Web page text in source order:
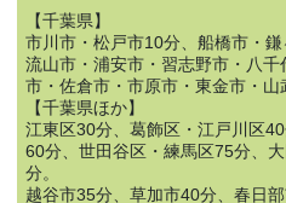
【千葉県】
市川市・松戸市10分、船橋市・
流山市・浦安市・習志野市・八千
市・佐倉市・市原市・東金市・山
【千葉県ほか】
江東区30分、葛飾区・江戸川区
60分、世田谷区・練馬区75分、
分。
越谷市35分、草加市40分、春日